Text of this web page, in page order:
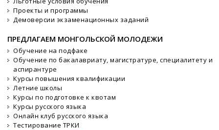
Проекты и программы
Демоверсии экзаменационных заданий
ПРЕДЛАГАЕМ МОНГОЛЬСКОЙ МОЛОДЕЖИ
Обучение на подфаке
Обучение по бакалавриату, магистратуре, специалитету и
аспирантуре
Курсы повышения квалификации
Летние школы
Курсы по подготовке к квотам
Курсы русского языка
Онлайн клуб русского языка
Тестирование ТРКИ